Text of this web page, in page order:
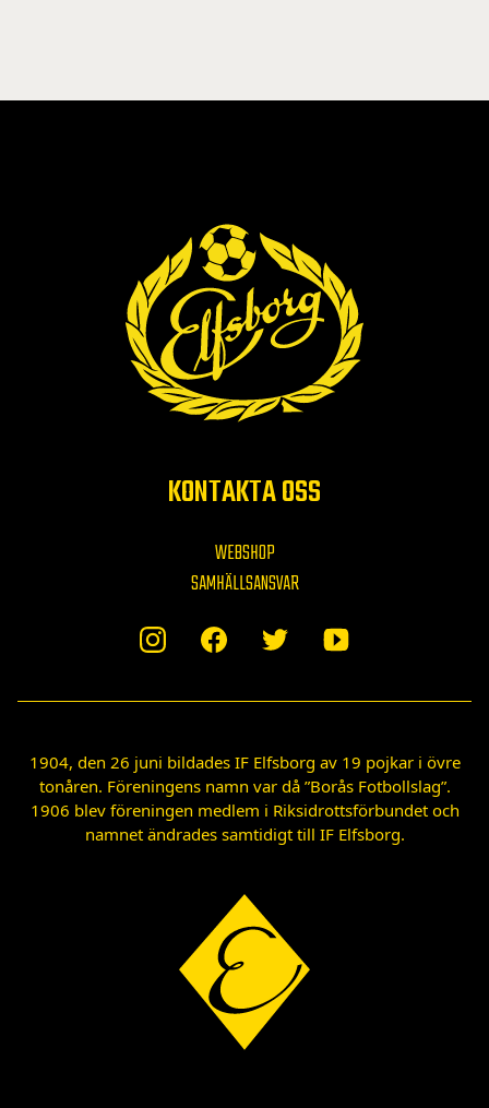
KONTAKTA OSS
WEBSHOP
SAMHÄLLSANSVAR
1904, den 26 juni bildades IF Elfsborg av 19 pojkar i övre
tonåren. Föreningens namn var då ”Borås Fotbollslag”.
1906 blev föreningen medlem i Riksidrottsförbundet och
namnet ändrades samtidigt till IF Elfsborg.